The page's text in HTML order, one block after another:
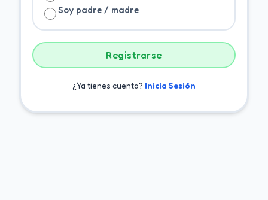
Soy padre / madre
Registrarse
¿Ya tienes cuenta? Inicia Sesión